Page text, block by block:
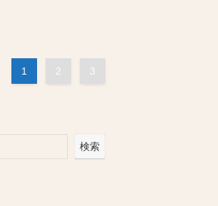
1 2 3
検索